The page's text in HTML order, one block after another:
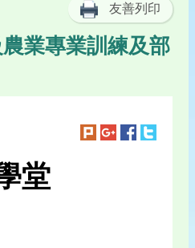
友善列印
業專業訓練及部
堂